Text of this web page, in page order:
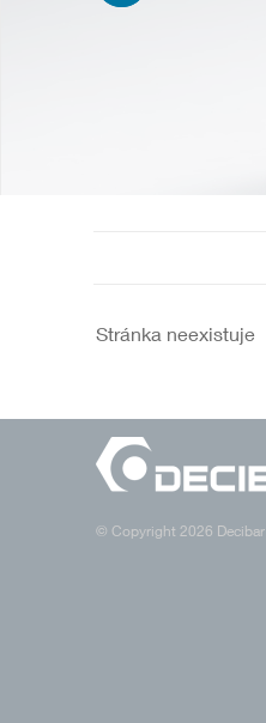
Stránka neexistuje
© Copyright 2026 Decibar